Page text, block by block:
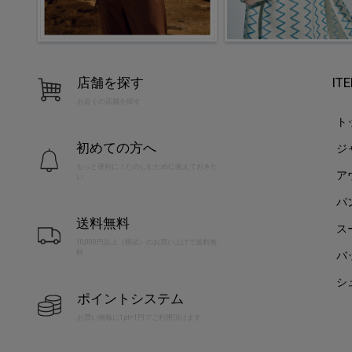
店舗を探す
お近くの店舗を探す
初めての方へ
送料無料
10,000円以上（税込）のお買い上げで送料無
ポイントシステム
お買い物毎に1pt=1円でご利用頂けます
ジ
ア
パ
ス
バ
シ